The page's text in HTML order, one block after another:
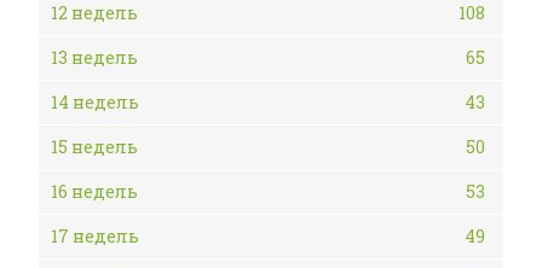
12 недель
108
13 недель
65
14 недель
43
15 недель
50
16 недель
53
17 недель
49